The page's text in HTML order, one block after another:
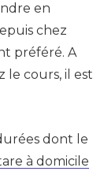
en
chez
préféré. A
cours, il est
dont le
à domicile